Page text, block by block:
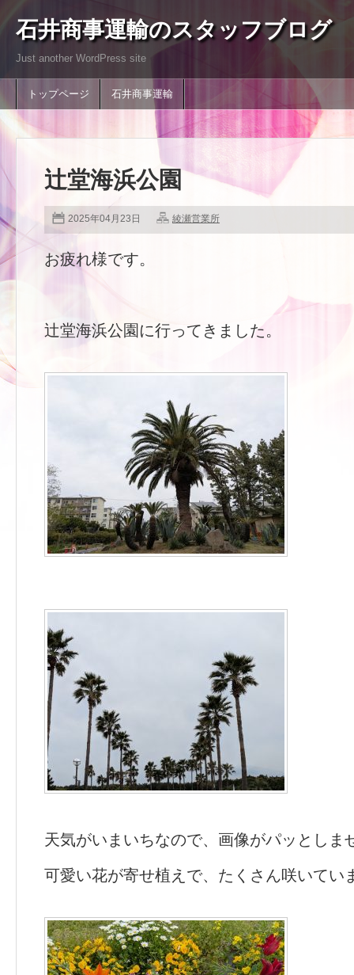
石井商事運輸のスタッフブログ
Just another WordPress site
トップページ 石井商事運輸
辻堂海浜公園
2025年04月23日 綾瀬営業所
お疲れ様です。
辻堂海浜公園に行ってきました。
天気がいまいちなので、画像がパッとしま
可愛い花が寄せ植えで、たくさん咲いてい